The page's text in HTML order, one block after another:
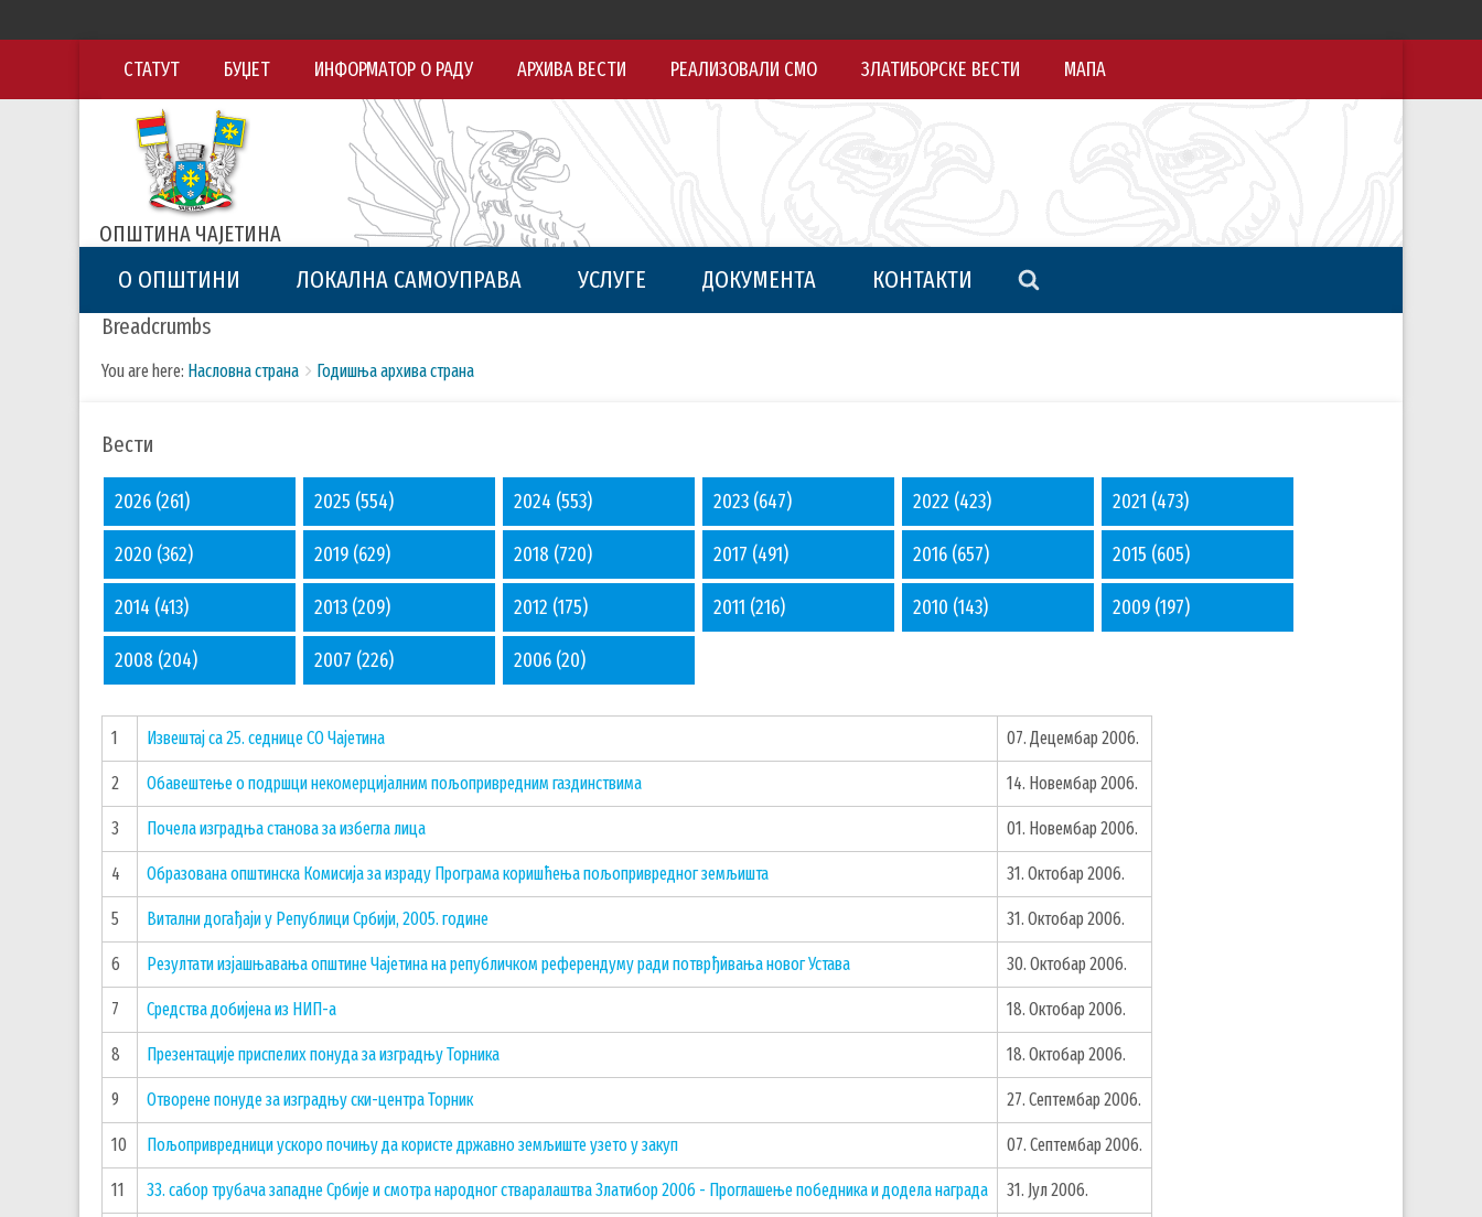
СТАТУТ БУЏЕТ ИНФОРМАТОР О РАДУ АРХИВА ВЕСТИ РЕАЛИЗОВАЛИ СМО ЗЛАТИБОРСКЕ ВЕСТИ МАПА
ОПШТИНА ЧАЈЕТИНА
О ОПШТИНИ ЛОКАЛНА САМОУПРАВА УСЛУГЕ ДОКУМЕНТА КОНТАКТИ
Breadcrumbs
You are here: Насловна страна Годишња архива страна
Вести
2026 (261) 2025 (554) 2024 (553) 2023 (647) 2022 (423) 2021 (473)
2020 (362) 2019 (629) 2018 (720) 2017 (491) 2016 (657) 2015 (605)
2014 (413) 2013 (209) 2012 (175) 2011 (216) 2010 (143) 2009 (197)
2008 (204) 2007 (226) 2006 (20)
1 Извештај са 25. седнице СО Чајетина 07. Децембар 2006.
2 Обавештење о подршци некомерцијалним пољопривредним газдинствима 14. Новембар 2006.
3 Почела изградња станова за избегла лица 01. Новембар 2006.
4 Образована општинска Комисија за израду Програма коришћења пољопривредног земљишта 31. Октобар 2006.
5 Витални догађаји у Републици Србији, 2005. године 31. Октобар 2006.
6 Резултати изјашњавања општине Чајетина на републичком референдуму ради потврђивања новог Устава 30. Октобар 2006.
7 Средства добијена из НИП-а 18. Октобар 2006.
8 Презентације приспелих понуда за изградњу Торника 18. Октобар 2006.
9 Отворене понуде за изградњу ски-центра Торник 27. Септембар 2006.
10 Пољопривредници ускоро почињу да користе државно земљиште узето у закуп 07. Септембар 2006.
11 33. сабор трубача западне Србије и смотра народног стваралаштва Златибор 2006 - Проглашење победника и додела награда 31. Јул 2006.